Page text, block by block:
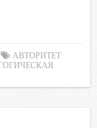
АВТОРИТЕТ